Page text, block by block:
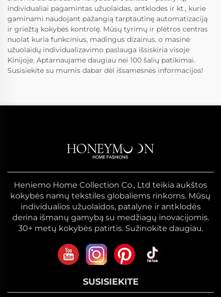
individualiai pagamintas užuolaidas, antklodes ir kt., kurie
gaminami naudojant pažangią tarptautinę automatizaciją
ir griežtą kokybės kontrolę. Mūsų tyrimų ir plėtros centras
nuolat kuria funkcinius, madingus dizainus, o masinė
užuolaidų individualizavimo paslauga išsiskiria visoje
Kinijoje. Aptarnaujame daugiau nei 100 šalių patikimai.
Susisiekite su mumis dabar dėl išsamesnės informacijos!
Heniemo Home Collection Co., Ltd teikia aukštos
kokybės namų tekstiles globaliems rinkoms. Mūsų
individualios užuolaidos, patalyne ir antklodės
derina išmanų gamybą su medžiagų inovacijomis.
30+ metų kokybės patirtis. Sužinokite daugiau.
SUSISIEKITE